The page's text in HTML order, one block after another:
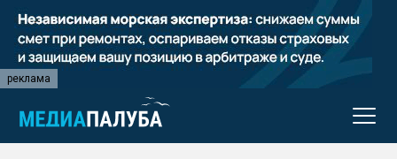
реклама